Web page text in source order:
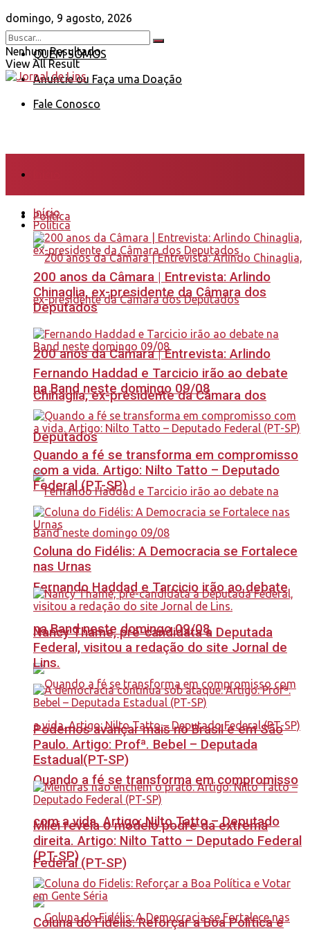
domingo, 9 agosto, 2026
QUEM SOMOS
Anuncie ou Faça uma Doação
Fale Conosco
Nenhum Resultado
View All Result
Política
200 anos da Câmara | Entrevista: Arlindo
Chinaglia, ex-presidente da Câmara dos
Deputados
Fernando Haddad e Tarcicio irão ao debate
na Band neste domingo 09/08
Quando a fé se transforma em compromisso
com a vida. Artigo: Nilto Tatto – Deputado
Federal (PT-SP)
Início
Política
200 anos da Câmara | Entrevista: Arlindo
Chinaglia, ex-presidente da Câmara dos
Deputados
Fernando Haddad e Tarcicio irão ao debate
na Band neste domingo 09/08
Quando a fé se transforma em compromisso
com a vida. Artigo: Nilto Tatto – Deputado
Federal (PT-SP)
Coluna do Fidélis: A Democracia se Fortalece
nas Urnas
Nancy Thame, pré-candidata a Deputada
Federal, visitou a redação do site Jornal de
Lins.
Podemos avançar mais no Brasil e em São
Paulo. Artigo: Profª. Bebel – Deputada
Estadual(PT-SP)
Milei revela o modelo podre da extrema
direita. Artigo: Nilto Tatto – Deputado Federal
(PT-SP)
Coluna do Fidelis: Reforçar a Boa Política e